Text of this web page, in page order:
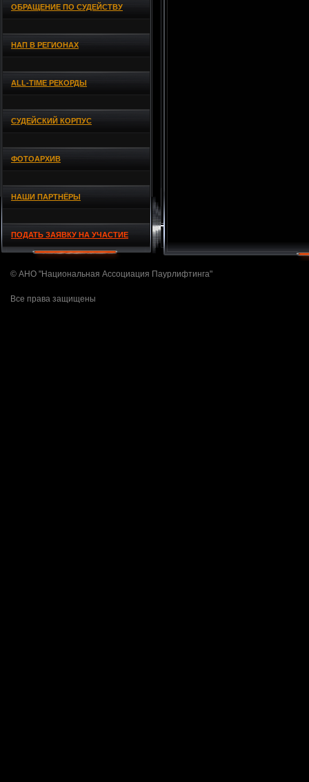
ОБРАЩЕНИЕ ПО СУДЕЙСТВУ
НАП В РЕГИОНАХ
ALL-TIME РЕКОРДЫ
СУДЕЙСКИЙ КОРПУС
ФОТОАРХИВ
НАШИ ПАРТНЁРЫ
ПОДАТЬ ЗАЯВКУ НА УЧАСТИЕ
© АНО "Национальная Ассоциация Паурлифтинга"
Все права защищены